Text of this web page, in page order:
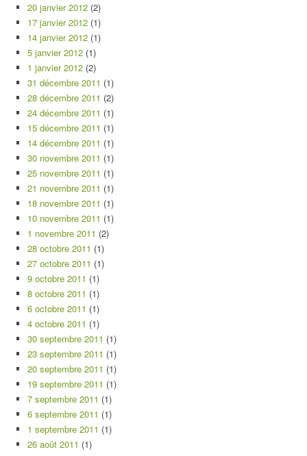
20 janvier 2012 (2)
17 janvier 2012 (1)
14 janvier 2012 (1)
5 janvier 2012 (1)
1 janvier 2012 (2)
31 décembre 2011 (1)
28 décembre 2011 (2)
24 décembre 2011 (1)
15 décembre 2011 (1)
14 décembre 2011 (1)
30 novembre 2011 (1)
25 novembre 2011 (1)
21 novembre 2011 (1)
18 novembre 2011 (1)
10 novembre 2011 (1)
1 novembre 2011 (2)
28 octobre 2011 (1)
27 octobre 2011 (1)
9 octobre 2011 (1)
8 octobre 2011 (1)
6 octobre 2011 (1)
4 octobre 2011 (1)
30 septembre 2011 (1)
23 septembre 2011 (1)
20 septembre 2011 (1)
19 septembre 2011 (1)
7 septembre 2011 (1)
6 septembre 2011 (1)
1 septembre 2011 (1)
26 août 2011 (1)